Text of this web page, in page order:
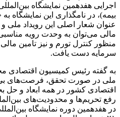
اجرایی هفدهمین نمایشگاه
بیمه)، در نامگذاری این نمایشگاه
عنوان شعار اصلی این رویداد ملی و
مالی می‌توان به وحدت رویه
منظور کنترل تورم و نیز تامین مالی
سرمایه دست یافت.
به گفته رئیس کمیسیون اقتصادی
ملی در صورت تحقق، فرصت‌های
اقتصادی کشور در همه ابعاد و حل
رفع تحریم‌ها و محدودیت‌های